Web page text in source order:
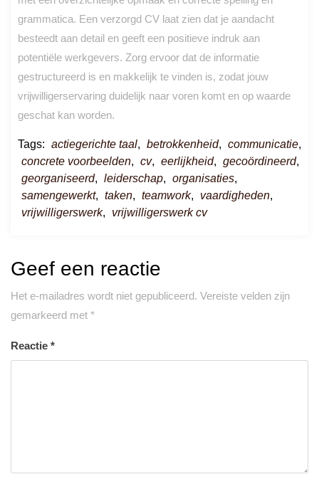
grammatica. Een verzorgd CV laat zien dat je aandacht
besteedt aan detail en geeft een positieve indruk aan
potentiële werkgevers. Zorg ervoor dat de informatie
gestructureerd is en makkelijk te vinden is, zodat jouw
vrijwilligerservaring duidelijk naar voren komt en op waarde
geschat kan worden.
Tags: actiegerichte taal, betrokkenheid, communicatie,
concrete voorbeelden, cv, eerlijkheid, gecoördineerd,
georganiseerd, leiderschap, organisaties,
samengewerkt, taken, teamwork, vaardigheden,
vrijwilligerswerk, vrijwilligerswerk cv
Geef een reactie
Het e-mailadres wordt niet gepubliceerd. Vereiste velden zijn
gemarkeerd met *
Reactie *